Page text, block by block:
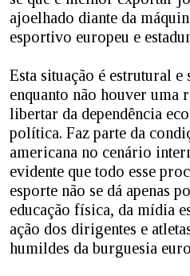
ajoelhado diante da
esportivo europeu e
Esta situação é estrutural e
enquanto não houver uma
libertar da dependência
política. Faz parte da
americana no cenário
evidente que todo esse
esporte não se dá apenas
educação física, da mídia
ação dos dirigentes e
humildes da burguesia